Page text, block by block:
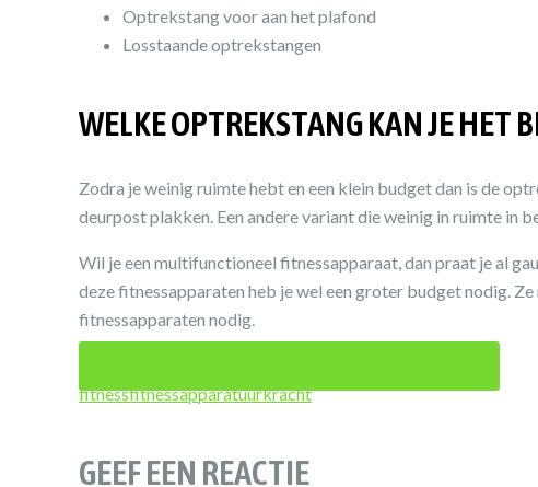
Optrekstang voor aan het plafond
Losstaande optrekstangen
WELKE OPTREKSTANG KAN JE HET
Zodra je weinig ruimte hebt en een klein budget dan is de
deurpost plakken. Een andere variant die weinig in ruimte in
Wil je een multifunctioneel fitnessapparaat, dan praat je al
deze fitnessapparaten heb je wel een groter budget nodig.
fitnessapparaten nodig.
fitnessfitnessapparatuurkracht
GEEF EEN REACTIE